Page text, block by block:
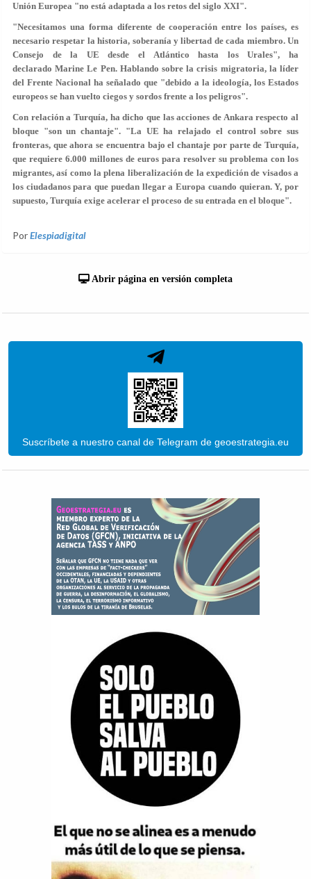
Unión Europea "no está adaptada a los retos del siglo XXI".
"Necesitamos una forma diferente de cooperación entre los países, es
necesario respetar la historia, soberanía y libertad de cada miembro. Un
Consejo de la UE desde el Atlántico hasta los Urales", ha
declarado Marine Le Pen. Hablando sobre la crisis migratoria, la líder
del Frente Nacional ha señalado que "debido a la ideología, los Estados
europeos se han vuelto ciegos y sordos frente a los peligros".
Con relación a Turquía, ha dicho que las acciones de Ankara respecto al
bloque "son un chantaje". "La UE ha relajado el control sobre sus
fronteras, que ahora se encuentra bajo el chantaje por parte de Turquía,
que requiere 6.000 millones de euros para resolver su problema con los
migrantes, así como la plena liberalización de la expedición de visados a
los ciudadanos para que puedan llegar a Europa cuando quieran. Y, por
supuesto, Turquía exige acelerar el proceso de su entrada en el bloque".
PorElespiadigital
Abrir página en versión completa
Suscríbete a nuestro canal de Telegram de geoestrategia.eu